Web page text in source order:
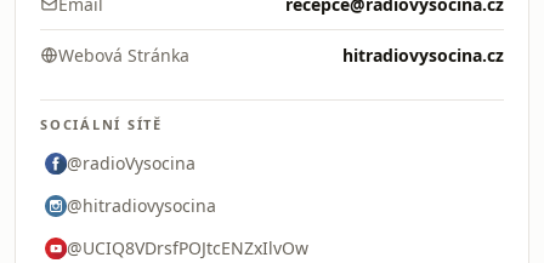
Webová Stránka hitradiovysocina.cz
SOCIÁLNÍ SÍTĚ
@radioVysocina
@hitradiovysocina
@UCIQ8VDrsfPOJtcENZxIlvOw